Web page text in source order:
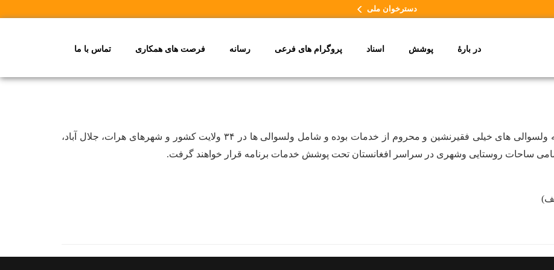
دسترخوان ملی
در بارۀ پوشش اسناد پروگرام های فرعی رسانه فرصت های همکاری تماس با ما
ولسوالی های خیلی فقیرنشین و محروم از خدمات بوده و شامل ولسوالی ها در ۳۴ولایت کشور و شهرهای هرات، جلال آباد،
ساحات روستایی وشهری در سراسر افغانستان تحت پوشش خدمات برنامه قرار خواهند گرفت.